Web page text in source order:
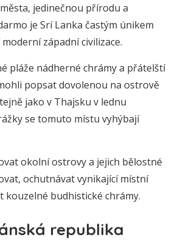
jedinečnou přírodu a
je Srí Lanka častým únikem
západní civilizace.
pláže nádherné chrámy a přátelští
popsat dovolenou na ostrově
jako v Thajsku v lednu
se tomuto místu vyhýbají
okolní ostrovy a jejich bělostné
ochutnávat vynikající místní
kouzelné budhistické chrámy.
republika